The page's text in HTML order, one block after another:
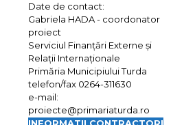
Date de contact:
Gabriela HADA - coordonator
proiect
Serviciul Finanțări Externe și
Relații Internaționale
Primăria Municipiului Turda
telefon/fax 0264-311630
e-mail:
proiecte@primariaturda.ro